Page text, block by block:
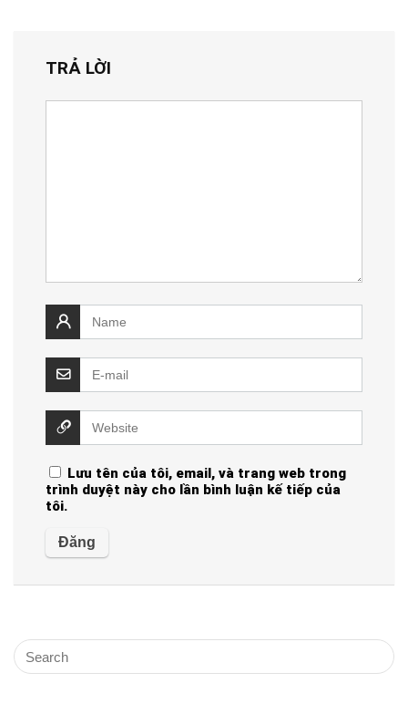
TRẢ LỜI
Lưu tên của tôi, email, và trang web trong
trình duyệt này cho lần bình luận kế tiếp của
tôi.